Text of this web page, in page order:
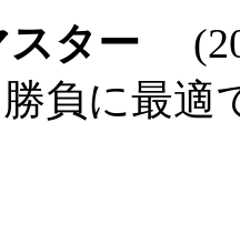
スター
勝負に最